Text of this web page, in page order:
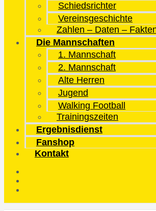
Schiedsrichter
Vereinsgeschichte
Zahlen – Daten –
Die Mannschaften
1. Mannschaft
2. Mannschaft
Alte Herren
Jugend
Walking Football
Trainingszeiten
Ergebnisdienst
Fanshop
Kontakt